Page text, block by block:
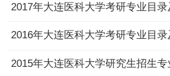
2017年大连医科大学考研专业目录
2016年大连医科大学考研专业目录
2015年大连医科大学研究生招生